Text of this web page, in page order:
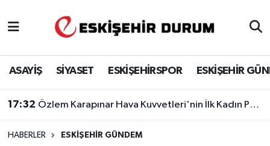
ASAYİŞ SİYASET ESKİŞEHİRSPOR ESKİŞEHİR
17:32 Özlem Karapınar Hava Kuvvetleri'nin İlk Kadın Paşası Oldu
HABERLER ESKIŞEHIR GÜNDEM
Eskişehir Hava Durumu
Eskişehir Namaz Vakitleri
Eskişehir Trafik Yoğunluk Haritası